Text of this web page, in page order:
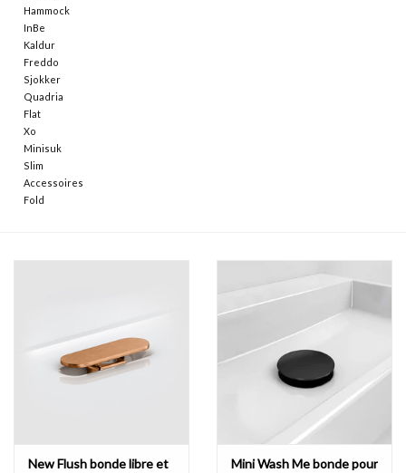
Hammock
InBe
Kaldur
Freddo
Sjokker
Quadria
Flat
Xo
Minisuk
Slim
Accessoires
Fold
New Flush bonde libre et
Mini Wash Me bonde pour